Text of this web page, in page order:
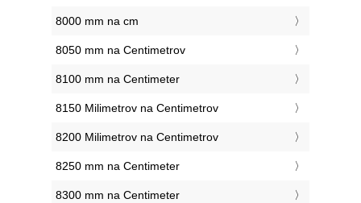
8000 mm na cm
8050 mm na Centimetrov
8100 mm na Centimeter
8150 Milimetrov na Centimetrov
8200 Milimetrov na Centimetrov
8250 mm na Centimeter
8300 mm na Centimeter